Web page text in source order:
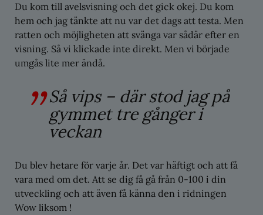
Du kom till avelsvisning och det gick okej. Du kom
hem och jag tänkte att nu var det dags att testa. Men
ratten och möjligheten att svänga var sådär efter en
visning. Så vi klickade inte direkt. Men vi började
umgås lite mer ändå.
Så vips – där stod jag på
gymmet tre gånger i
veckan
Du blev hetare för varje år. Det var häftigt och att få
vara med om det. Att se dig få gå från 0-100 i din
utveckling och att även få känna den i ridningen
Wow liksom !